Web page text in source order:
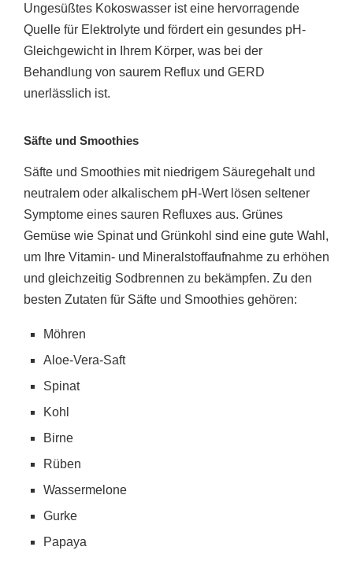
Ungesüßtes Kokoswasser ist eine hervorragende
Quelle für Elektrolyte und fördert ein gesundes pH-
Gleichgewicht in Ihrem Körper, was bei der
Behandlung von saurem Reflux und GERD
unerlässlich ist.
Säfte und Smoothies
Säfte und Smoothies mit niedrigem Säuregehalt und
neutralem oder alkalischem pH-Wert lösen seltener
Symptome eines sauren Refluxes aus. Grünes
Gemüse wie Spinat und Grünkohl sind eine gute Wahl,
um Ihre Vitamin- und Mineralstoffaufnahme zu erhöhen
und gleichzeitig Sodbrennen zu bekämpfen. Zu den
besten Zutaten für Säfte und Smoothies gehören:
Möhren
Aloe-Vera-Saft
Spinat
Kohl
Birne
Rüben
Wassermelone
Gurke
Papaya